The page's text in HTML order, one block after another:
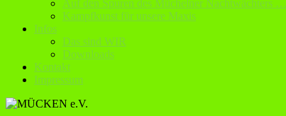
Auf den Spuren des Müchelner Nachtwächters …
Kampfkunst für unsere Maxis
Infos
Das sind WIR
Downloads
Kontakt
Impressum